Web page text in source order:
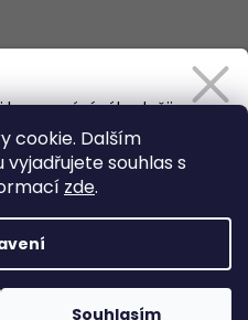
cookie. Dalším
souhlas s
zde.
Souhlasím
HLEDAT
. Všechna práva vyhrazena.
kempování výhodněji.
Vám pošleme
osobních údajů